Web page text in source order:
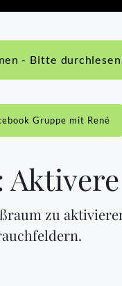
- Bitte
Gruppe mit René
zu